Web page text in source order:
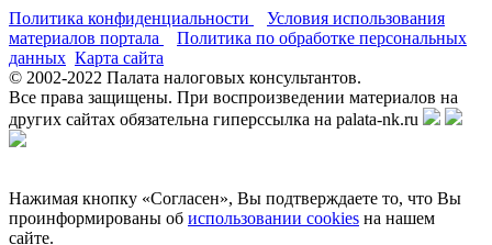
Политика конфиденциальности
Условия использования
материалов портала
Политика по обработке персональных
данных Карта сайта
© 2002-2022 Палата налоговых консультантов.
Все права защищены. При воспроизведении материалов на
других сайтах обязательна гиперссылка на palata-nk.ru
Нажимая кнопку «Согласен», Вы подтверждаете то, что Вы
проинформированы об использовании cookies на нашем
сайте.